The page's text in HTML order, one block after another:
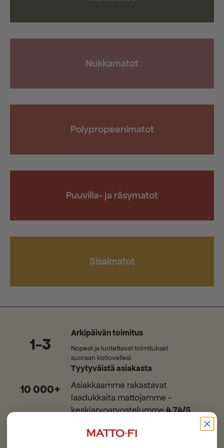
Nukkamatot
Polypropeenimatot
Puuvilla- ja räsymatot
Sisalmatot
1-3
Arkipäivän toimitus
Nopeat ja luotettavat toimitukset
suoraan kotiovellesi
10 000+
Tyytyväistä asiakasta
Asiakkaamme rakastavat
laadukkaita mattojamme -
keskiarvoarvostelumme4,74/5.
Löydä täydellinen matto